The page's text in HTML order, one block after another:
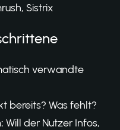
Sistrix
verwandte
bereits? Was fehlt?
Will der Nutzer Infos,